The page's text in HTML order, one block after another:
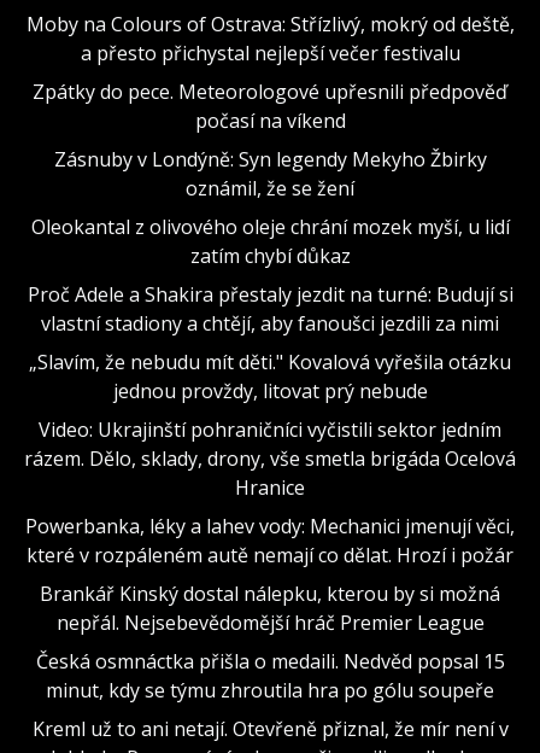
Moby na Colours of Ostrava: Střízlivý, mokrý od deště,
a přesto přichystal nejlepší večer festivalu
Zpátky do pece. Meteorologové upřesnili předpověď
počasí na víkend
Zásnuby v Londýně: Syn legendy Mekyho Žbirky
oznámil, že se žení
Oleokantal z olivového oleje chrání mozek myší, u lidí
zatím chybí důkaz
Proč Adele a Shakira přestaly jezdit na turné: Budují si
vlastní stadiony a chtějí, aby fanoušci jezdili za nimi
„Slavím, že nebudu mít děti." Kovalová vyřešila otázku
jednou provždy, litovat prý nebude
Video: Ukrajinští pohraničníci vyčistili sektor jedním
rázem. Dělo, sklady, drony, vše smetla brigáda Ocelová
Hranice
Powerbanka, léky a lahev vody: Mechanici jmenují věci,
které v rozpáleném autě nemají co dělat. Hrozí i požár
Brankář Kinský dostal nálepku, kterou by si možná
nepřál. Nejsebevědomější hráč Premier League
Česká osmnáctka přišla o medaili. Nedvěd popsal 15
minut, kdy se týmu zhroutila hra po gólu soupeře
Kreml už to ani netají. Otevřeně přiznal, že mír není v